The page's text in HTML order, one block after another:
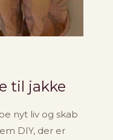
til jakke
nyt liv og skab
DIY, der er